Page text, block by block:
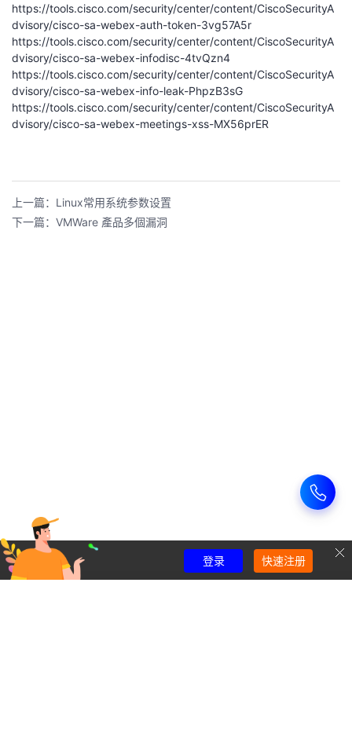
相
關
https://tools.cisco.com/security/center/content/CiscoSecurityA
dvisory/cisco-sa-webex-auth-token-3vg57A5r
https://tools.cisco.com/security/center/content/CiscoSecurityA
dvisory/cisco-sa-webex-infodisc-4tvQzn4
https://tools.cisco.com/security/center/content/CiscoSecurityA
dvisory/cisco-sa-webex-info-leak-PhpzB3sG
https://tools.cisco.com/security/center/content/CiscoSecurityA
dvisory/cisco-sa-webex-meetings-xss-MX56prER
上一篇：Linux常用系统参数设置
下一篇：VMWare 產品多個漏洞
登录 快速注册